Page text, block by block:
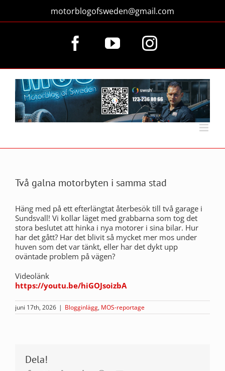
innehållet
motorblogofsweden@gmail.com
FacebookYouTubeInstagram
Två galna motorbyten i samma stad
Häng med på ett efterlängtat återbesök till två garage i
Sundsvall! Vi kollar läget med grabbarna som tog det
stora beslutet att hinka i nya motorer i sina bilar. Hur
har det gått? Har det blivit så mycket mer mos under
huven som det var tänkt, eller har det dykt upp
oväntade problem på vägen?
Videolänk
https://youtu.be/hiGOJsoizbA
juni 17th, 2026 | Blogginlägg, MOS-reportage
Dela!